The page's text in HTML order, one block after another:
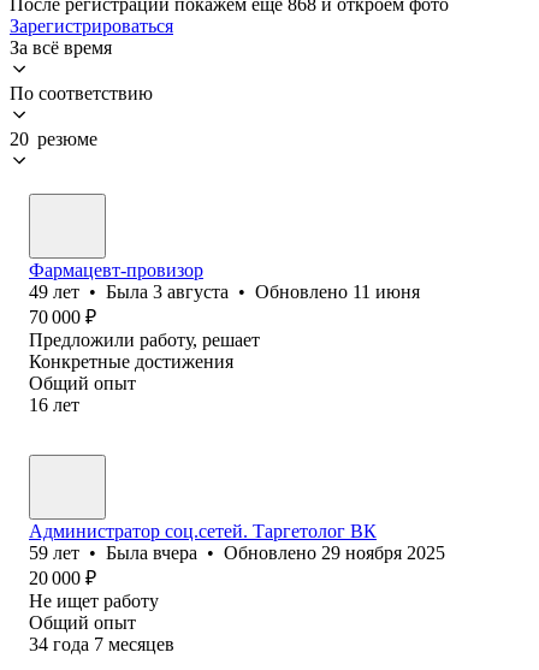
Зарегистрироваться
За всё время
По соответствию
20 резюме
Фармацевт-провизор
49 лет • Была 3 августа • Обновлено 11 июня
70 000 ₽
Предложили работу, решает
Конкретные достижения
Общий опыт
16 лет
Администратор соц.сетей. Таргетолог ВК
59 лет • Была вчера • Обновлено 29 ноября 2025
20 000 ₽
Не ищет работу
Общий опыт
34 года 7 месяцев